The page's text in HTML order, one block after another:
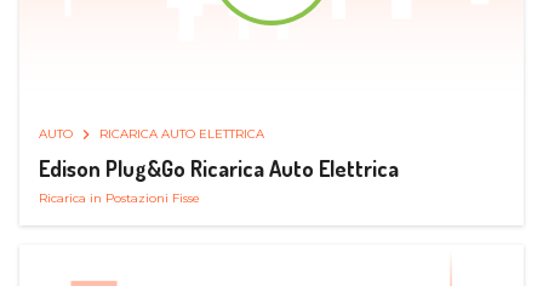
AUTO RICARICA AUTO ELETTRICA
Edison Plug&Go Ricarica Auto Elettrica
Ricarica in Postazioni Fisse